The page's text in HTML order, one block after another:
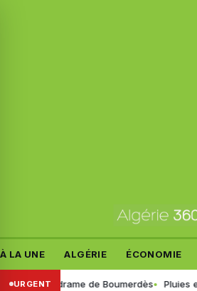
À LA UNE ALGÉRIE ÉCONOMIE
URGENT
du drame de Boumerdès Pluies et